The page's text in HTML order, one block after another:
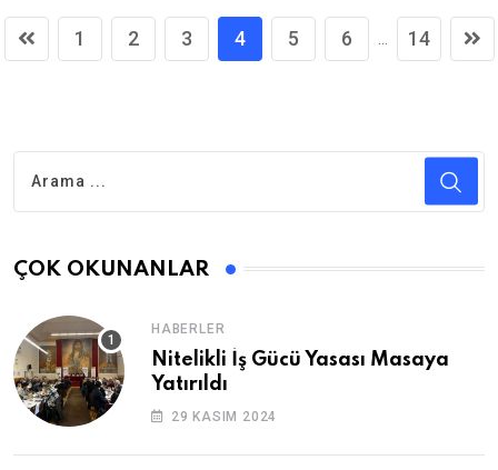
1 2 3 4 5 6 ... 14
ÇOK OKUNANLAR
HABERLER
Nitelikli İş Gücü Yasası Masaya
Yatırıldı
29 KASIM 2024